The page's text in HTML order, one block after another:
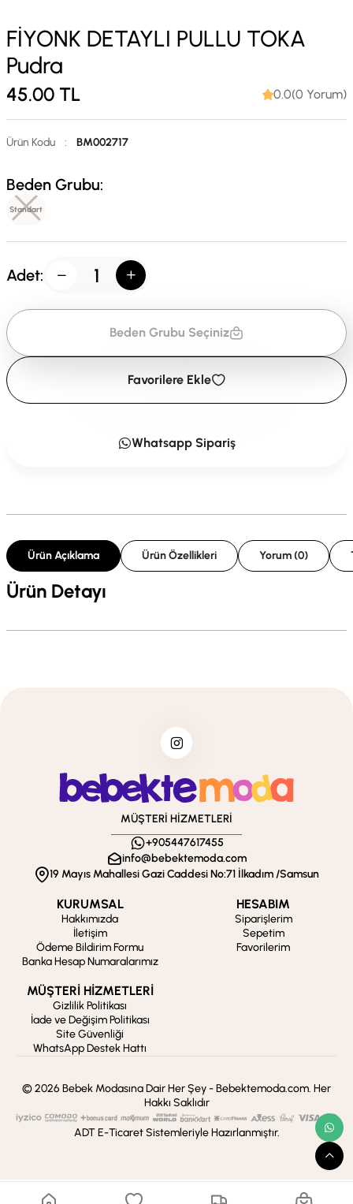
FİYONK DETAYLI PULLU TOKA
Pudra
45.00 TL 0.0(0 Yorum)
Ürün Kodu : BM002717
Beden Grubu:
Standart
Adet:
Beden Grubu Seçiniz
Favorilere Ekle
Whatsapp Sipariş
Ürün Açıklama Ürün Özellikleri Yorum (0)
Ürün Detayı
MÜŞTERİ HİZMETLERİ
+905447617455
info@bebektemoda.com
19 Mayıs Mahallesi Gazi Caddesi No:71 İlkadım /Samsun
KURUMSAL
Hakkımızda
İletişim
Ödeme Bildirim Formu
Banka Hesap Numaralarımız
HESABIM
Siparişlerim
Sepetim
Favorilerim
MÜŞTERİ HİZMETLERİ
Gizlilik Politikası
İade ve Değişim Politikası
Site Güvenliği
WhatsApp Destek Hattı
© 2026 Bebek Modasına Dair Her Şey - Bebektemoda.com. Her
Hakkı Saklıdır
ADT E-Ticaret Sistemleriyle Hazırlanmıştır.